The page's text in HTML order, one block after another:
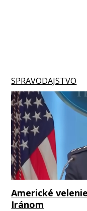
SPRAVODAJSTVO
Americké
Iránom